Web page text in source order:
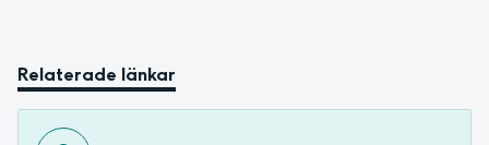
Relaterade länkar